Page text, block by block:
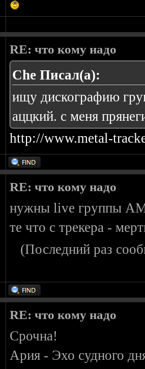
RE: что кому надо
Che Писал(а):
ищу дискографию
аццкий. с меня
http://www.metal-
RE: что кому надо
нужны live группы
те что с трекера -
(Последний раз
RE: что кому надо
Срочна!
Ария - Эхо судного